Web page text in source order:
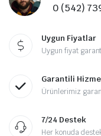
0 (542)
Uygun Fiyatlar
Uygun fiyat
Garantili
Ürünlerimiz
7/24 Destek
Her konuda